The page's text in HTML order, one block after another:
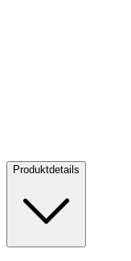
Produktdetails